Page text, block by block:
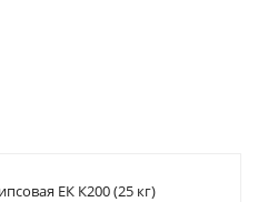
ЕК К200 (25 кг)